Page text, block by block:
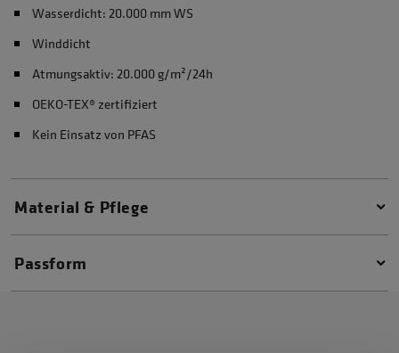
Wasserdicht: 20.000 mm WS
Winddicht
Atmungsaktiv: 20.000 g/m²/24h
OEKO-TEX® zertifiziert
Kein Einsatz von PFAS
Material & Pflege
Passform